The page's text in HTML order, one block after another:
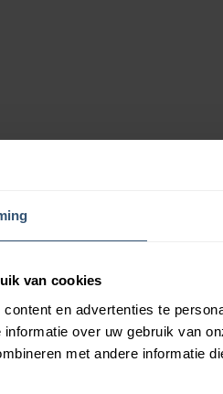
van cookies
en advertenties te
over uw gebruik van
met andere informatie